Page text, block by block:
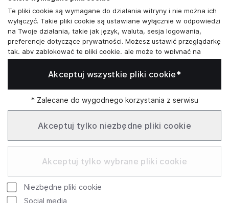
Skontaktuj się z nami
+48573581161
info@reytel.pl
Whatsapp
Infolinia: Pn–Pt 09:00–17:00
Te pliki cookie są wymagane do działania witryny i nie można ich
wyłączyć. Takie pliki cookie są ustawiane wyłącznie w odpowiedzi
na Twoje działania, takie jak język, waluta, sesja logowania,
preferencje dotyczące prywatności. Możesz ustawić przeglądarkę
tak, aby zablokować te pliki cookie, ale może to wpłynąć na
sposób działania naszej witryny.
Analizy i statystyki
Marketing i retargeting
Te pliki cookie są zwykle ustawiane przez naszych partnerów
marketingowych i reklamowych. Mogą być przez nich
wykorzystywane do tworzenia profilu Twoich zainteresowań, a
następnie wyświetlania odpowiednich reklam. Jeśli nie zezwolisz
Twoich interesów.
Funkcjonalne pliki cookie
Te pliki cookie umożliwiają naszej witrynie oferowanie
dodatkowych funkcji i ustawień osobistych. Mogą być ustawione
Akceptuj wszystkie pliki cookie*
* Zalecane do wygodnego korzystania z serwisu
Akceptuj tylko niezbędne pliki cookie
Akceptuj tylko wybrane pliki cookie
Niezbędne pliki cookie
Social media